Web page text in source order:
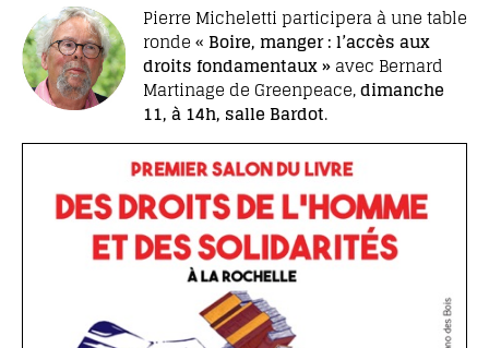
Pierre Micheletti participera à une table
ronde « Boire, manger : l’accès aux
droits fondamentaux »avec Bernard
Martinage de Greenpeace,dimanche
11, à 14h, salle Bardot.